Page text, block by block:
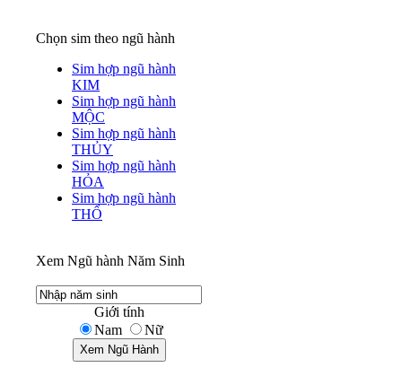
Chọn sim theo ngũ hành
Sim hợp ngũ hành
KIM
Sim hợp ngũ hành
MỘC
Sim hợp ngũ hành
THỦY
Sim hợp ngũ hành
HỎA
Sim hợp ngũ hành
THỔ
Xem Ngũ hành Năm Sinh
Giới tính
Nam
Nữ